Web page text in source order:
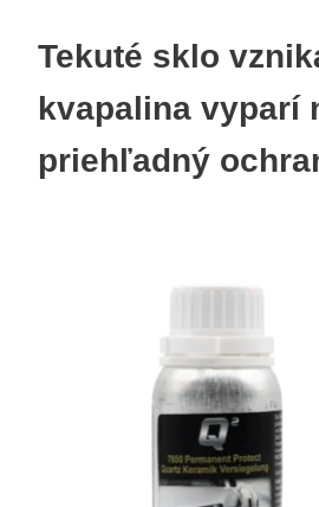
Tekuté sklo
kvapalina vyparí
priehľadný